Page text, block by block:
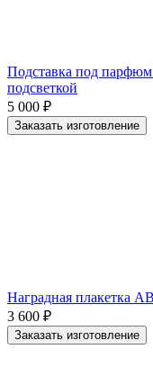
Подставка под парфюм
подсветкой
5 000 ₽
Заказать изготовление
Наградная плакетка
3 600 ₽
Заказать изготовление